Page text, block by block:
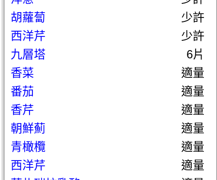
胡蘿蔔
少許
西洋芹
少許
九層塔
6片
香菜
適量
番茄
適量
香芹
適量
朝鮮薊
適量
青橄欖
適量
西洋芹
適量